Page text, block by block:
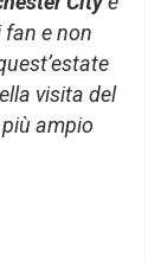
fan e non
visita del
ampio